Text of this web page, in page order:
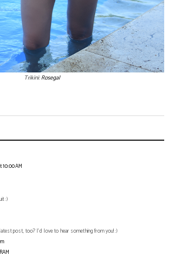
Trikini:Rosegal
10:00 AM
:)
post, too? I'd love to hear something from you! :)